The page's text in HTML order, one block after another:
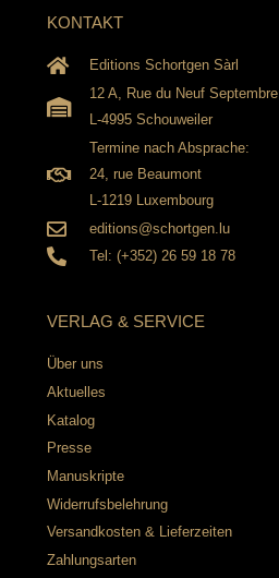
KONTAKT
Editions Schortgen Sàrl
12 A, Rue du Neuf Septembre
L-4995 Schouweiler
Termine nach Absprache:
24, rue Beaumont
L-1219 Luxembourg
editions@schortgen.lu
Tel: (+352) 26 59 18 78
VERLAG & SERVICE
Über uns
Aktuelles
Katalog
Presse
Manuskripte
Widerrufsbelehrung
Versandkosten & Lieferzeiten
Zahlungsarten